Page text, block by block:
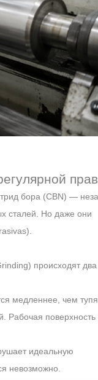
бора (CBN) —
сталей. Но даже они
происходят два
медленнее, чем
Рабочая поверхность
идеальную
невозможно.